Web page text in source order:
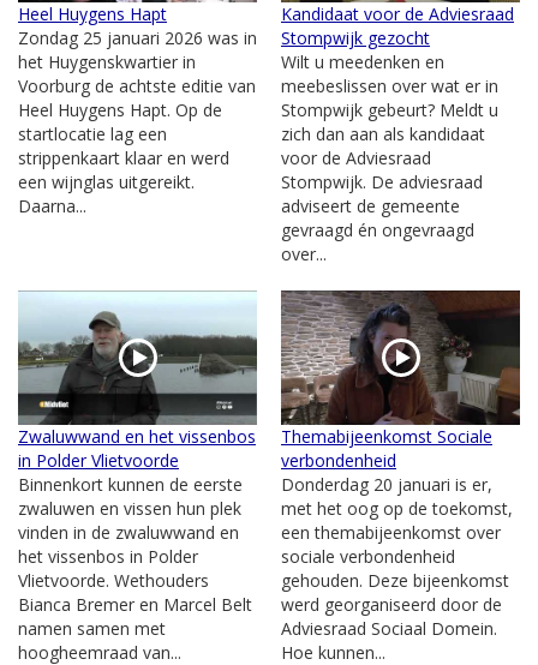
Heel Huygens Hapt
Zondag 25 januari 2026 was in
het Huygenskwartier in
Voorburg de achtste editie van
Heel Huygens Hapt. Op de
startlocatie lag een
strippenkaart klaar en werd
een wijnglas uitgereikt.
Daarna...
Kandidaat voor de Adviesraad
Stompwijk gezocht
Wilt u meedenken en
meebeslissen over wat er in
Stompwijk gebeurt? Meldt u
zich dan aan als kandidaat
voor de Adviesraad
Stompwijk. De adviesraad
adviseert de gemeente
gevraagd én ongevraagd
over...
Zwaluwwand en het vissenbos
in Polder Vlietvoorde
Binnenkort kunnen de eerste
zwaluwen en vissen hun plek
vinden in de zwaluwwand en
het vissenbos in Polder
Vlietvoorde. Wethouders
Bianca Bremer en Marcel Belt
namen samen met
hoogheemraad van...
Themabijeenkomst Sociale
verbondenheid
Donderdag 20 januari is er,
met het oog op de toekomst,
een themabijeenkomst over
sociale verbondenheid
gehouden. Deze bijeenkomst
werd georganiseerd door de
Adviesraad Sociaal Domein.
Hoe kunnen...